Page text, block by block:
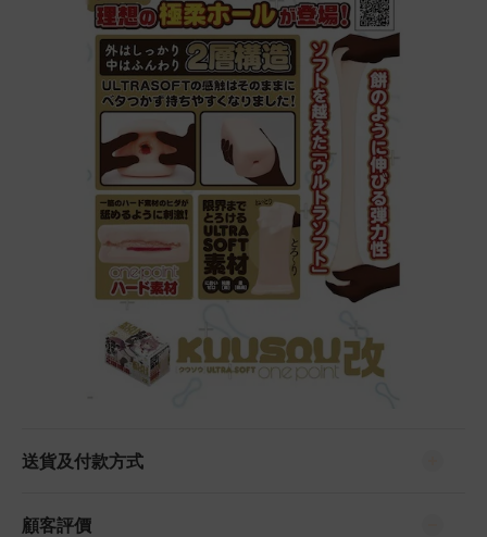
送貨及付款方式
顧客評價